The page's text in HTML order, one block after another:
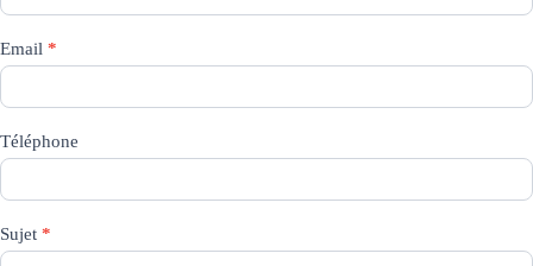
Email *
Téléphone
Sujet *